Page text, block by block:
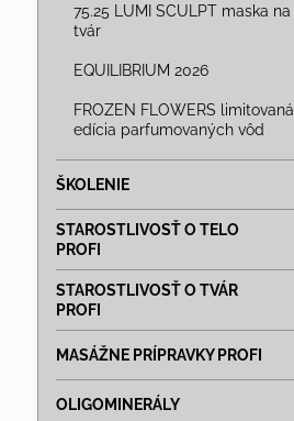
75.25 LUMI SCULPT maska na
tvár
EQUILIBRIUM 2026
FROZEN FLOWERS limitovaná
edícia parfumovaných vôd
ŠKOLENIE
STAROSTLIVOSŤ O TELO
PROFI
STAROSTLIVOSŤ O TVÁR
PROFI
MASÁŽNE PRÍPRAVKY PROFI
OLIGOMINERÁLY